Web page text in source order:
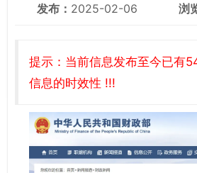
发布： 2025-02-06 浏
提示：当前信息发布至今已有
信息的时效性 !!!